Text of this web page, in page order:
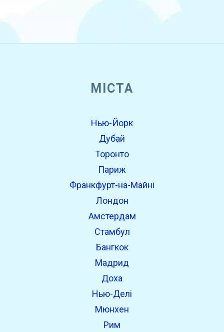
МІСТА
Нью-Йорк
Дубай
Торонто
Париж
Франкфурт-на-Майні
Лондон
Амстердам
Стамбул
Бангкок
Мадрид
Доха
Нью-Делі
Мюнхен
Рим